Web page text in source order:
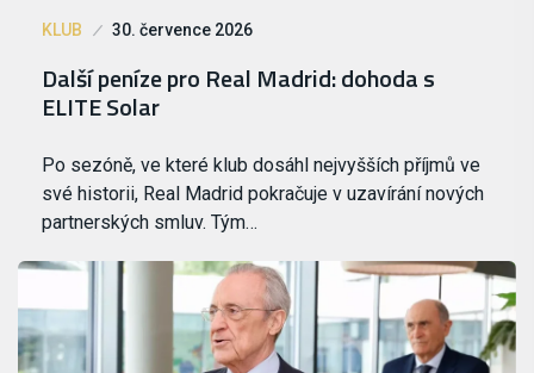
KLUB 30. července 2026
Další peníze pro Real Madrid: dohoda s
ELITE Solar
Po sezóně, ve které klub dosáhl nejvyšších příjmů ve
své historii, Real Madrid pokračuje v uzavírání nových
partnerských smluv. Tým…